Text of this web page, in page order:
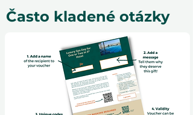
Často kladené otázky